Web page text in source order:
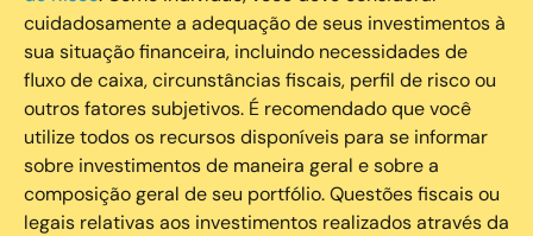
cuidadosamente a adequação de seus investimentos à
sua situação financeira, incluindo necessidades de
fluxo de caixa, circunstâncias fiscais, perfil de risco ou
outros fatores subjetivos. É recomendado que você
utilize todos os recursos disponíveis para se informar
sobre investimentos de maneira geral e sobre a
composição geral de seu portfólio. Questões fiscais ou
legais relativas aos investimentos realizados através da